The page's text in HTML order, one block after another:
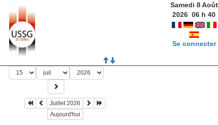
Samedi 8 Août
2026 06 h41
Se connecter
Juillet 2026
Aujourd'hui